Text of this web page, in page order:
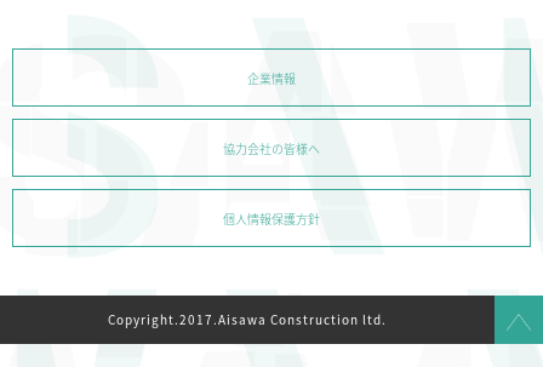
企業情報
協力会社の皆様へ
個人情報保護方針
Copyright.2017.Aisawa Construction ltd.